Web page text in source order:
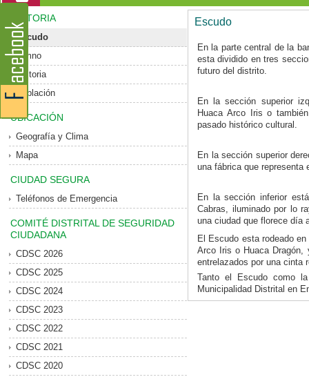
HISTORIA
Escudo
Himno
Historia
Población
UBICACIÓN
Geografía y Clima
Mapa
CIUDAD SEGURA
Teléfonos de Emergencia
COMITÉ DISTRITAL DE SEGURIDAD
CIUDADANA
CDSC 2026
CDSC 2025
CDSC 2024
CDSC 2023
CDSC 2022
CDSC 2021
CDSC 2020
Escudo
En la parte central de la
esta dividido en tres
futuro del distrito.
En la sección superior
Huaca Arco Iris o
pasado histórico cultural.
En la sección superior
una fábrica que representa
En la sección inferior
Cabras, iluminado por lo
una ciudad que florece día
El Escudo esta rodeado
Arco Iris o Huaca Dragón,
entrelazados por una cinta
Tanto el Escudo como
Municipalidad Distrital en